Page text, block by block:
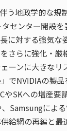
う地政学的な規
センター開設
対する強気な
らに強化・厳
ーンに大きな
でNVIDIAの製
やSKへの増産
Samsungによ
給網の再編と最